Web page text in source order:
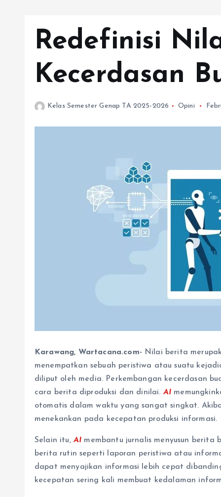
Redefinisi
Kecerdasan
Kelas Semester Genap TA 2025-2026 Opini
Karawang, Wartacana.com- Nilai berita
menempatkan sebuah peristiwa atau suatu
diliput oleh media. Perkembangan kecerdasan
cara berita diproduksi dan dinilai. AI
otomatis dalam waktu yang sangat singkat.
menekankan pada kecepatan produksi informasi.
Selain itu, AI membantu jurnalis menyusun
berita rutin seperti laporan peristiwa atau
dapat menyajikan informasi lebih cepat
kecepatan sering kali membuat kedalaman